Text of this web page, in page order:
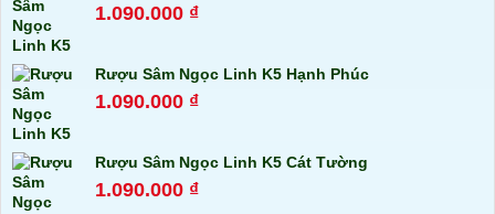
1.090.000 ₫
Rượu Sâm Ngọc Linh K5 Hạnh Phúc
1.090.000 ₫
Rượu Sâm Ngọc Linh K5 Cát Tường
1.090.000 ₫